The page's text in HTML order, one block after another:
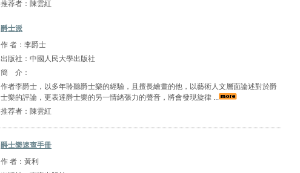
推荐者：陳雲紅
爵士派
作 者：李爵士
出版社：中國人民大學出版社
簡 介：
作者李爵士，以多年聆聽爵士樂的經驗，且擅長繪畫的他，以藝術人文層面論述對於爵
士樂的評論，更表達爵士樂的另一情緒張力的聲音，將會發現旋律 ...
推荐者：陳雲紅
爵士樂速查手冊
作 者：黃利